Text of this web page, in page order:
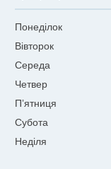
Понеділок
Вівторок
Середа
Четвер
Пʼятниця
Субота
Неділя